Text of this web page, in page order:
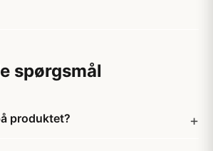
spørgsmål
produktet?